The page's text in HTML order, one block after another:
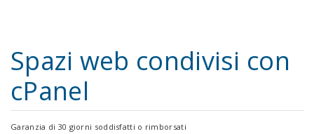
Spazi web condivisi con
cPanel
Garanzia di 30 giorni soddisfatti o rimborsati